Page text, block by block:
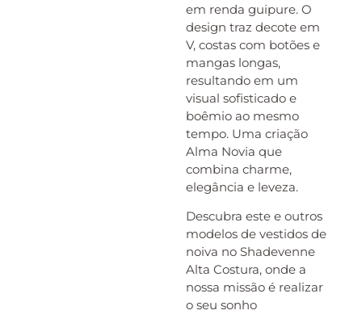
em renda guipure. O
design traz decote em
V, costas com botões e
mangas longas,
resultando em um
visual sofisticado e
boêmio ao mesmo
tempo. Uma criação
Alma Novia que
combina charme,
elegância e leveza.
Descubra este e outros
modelos de vestidos de
noiva no Shadevenne
Alta Costura, onde a
nossa missão é realizar
o seu sonho